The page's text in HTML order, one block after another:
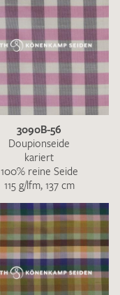
3090B-56
Doupionseide
kariert
100% reine Seide
115 g/lfm, 137 cm